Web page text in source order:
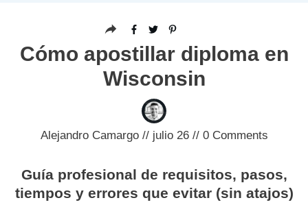
Cómo apostillar diploma en
Wisconsin
Alejandro Camargo// julio 26 // 0Comments
Guía profesional de requisitos, pasos,
tiempos y errores que evitar (sin atajos)